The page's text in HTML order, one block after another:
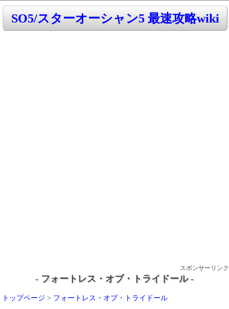
SO5/スターオーシャン5 最速攻略wiki
スポンサーリンク
- フォートレス・オブ・トライドール -
トップページ > フォートレス・オブ・トライドール